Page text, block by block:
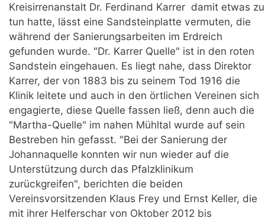
Kreisirrenanstalt Dr. Ferdinand Karrer damit etwas zu
tun hatte, lässt eine Sandsteinplatte vermuten, die
während der Sanierungsarbeiten im Erdreich
gefunden wurde. "Dr. Karrer Quelle" ist in den roten
Sandstein eingehauen. Es liegt nahe, dass Direktor
Karrer, der von 1883 bis zu seinem Tod 1916 die
Klinik leitete und auch in den örtlichen Vereinen sich
engagierte, diese Quelle fassen ließ, denn auch die
"Martha-Quelle" im nahen Mühltal wurde auf sein
Bestreben hin gefasst. "Bei der Sanierung der
Johannaquelle konnten wir nun wieder auf die
Unterstützung durch das Pfalzklinikum
zurückgreifen", berichten die beiden
Vereinsvorsitzenden Klaus Frey und Ernst Keller, die
mit ihrer Helferschar von Oktober 2012 bis